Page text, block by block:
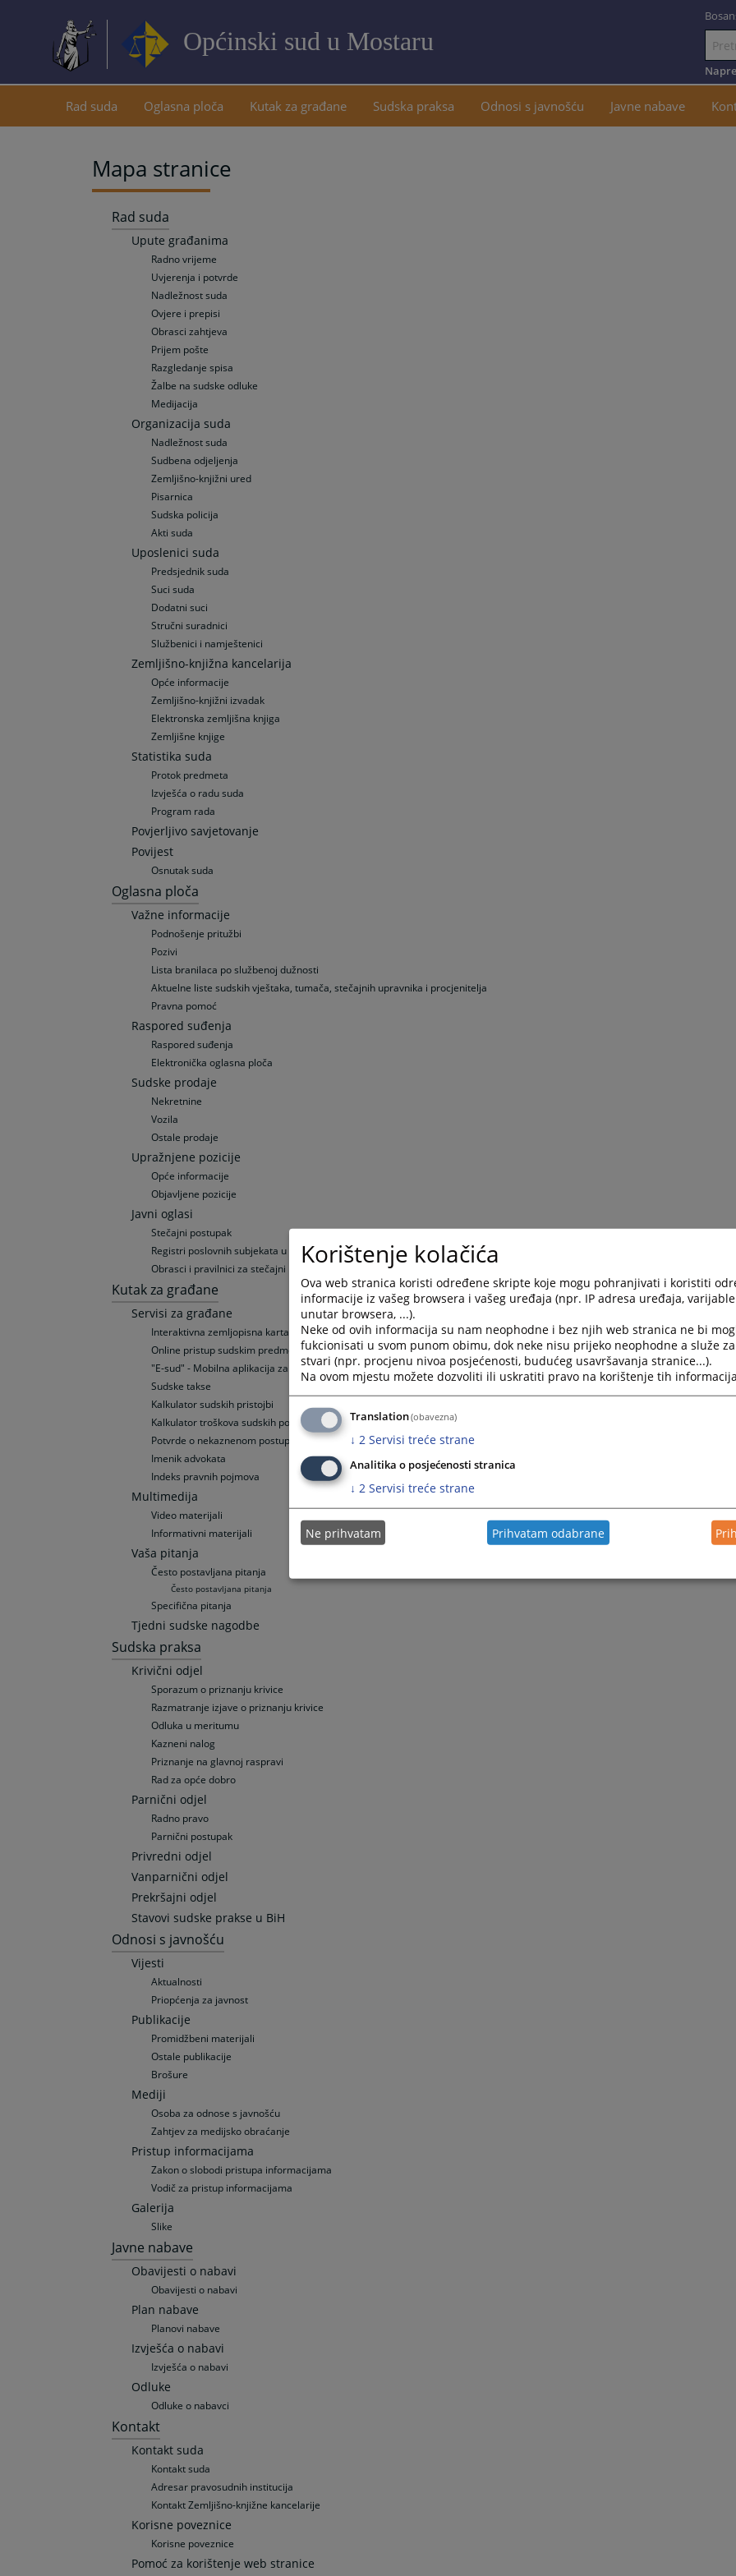
Općinski sud u Mostaru
sadržaj
Rad suda Oglasna ploča Kutak za građane Sudska praksa Odnosi s javnošću Javne nabave
Mapa stranice
Rad suda
Upute građanima
Radno vrijeme
Uvjerenja i potvrde
Nadležnost suda
Ovjere i prepisi
Obrasci zahtjeva
Prijem pošte
Razgledanje spisa
Žalbe na sudske odluke
Medijacija
Organizacija suda
Nadležnost suda
Sudbena odjeljenja
Zemljišno-knjižni ured
Pisarnica
Sudska policija
Akti suda
Uposlenici suda
Predsjednik suda
Suci suda
Dodatni suci
Stručni suradnici
Službenici i namještenici
Zemljišno-knjižna kancelarija
Opće informacije
Zemljišno-knjižni izvadak
Elektronska zemljišna knjiga
Zemljišne knjige
Statistika suda
Protok predmeta
Izvješća o radu suda
Program rada
Povjerljivo savjetovanje
Povijest
Osnutak suda
Oglasna ploča
Važne informacije
Podnošenje pritužbi
Pozivi
Lista branilaca po službenoj dužnosti
Aktuelne liste sudskih vještaka, tumača, stečajnih upravnika i procjenitelja
Pravna pomoć
Raspored suđenja
Raspored suđenja
Elektronička oglasna ploča
Sudske prodaje
Nekretnine
Vozila
Ostale prodaje
Upražnjene pozicije
Opće informacije
Objavljene pozicije
Javni oglasi
Stečajni postupak
Registri poslovnih subjekata u BiH
Obrasci i pravilnici za stečajni postupak
Kutak za građane
Servisi za građane
Interaktivna zemljopisna karta o radu sudova u BiH
Online pristup sudskim predmetima
"E-sud" - Mobilna aplikacija za pristup sudskim predmetima
Sudske takse
Kalkulator sudskih pristojbi
Kalkulator troškova sudskih postupaka
Potvrde o nekaznenom postupku
Imenik advokata
Indeks pravnih pojmova
Multimedija
Video materijali
Informativni materijali
Vaša pitanja
Često postavljana pitanja
Često postavljana pitanja
Specifična pitanja
Tjedni sudske nagodbe
Sudska praksa
Krivični odjel
Sporazum o priznanju krivice
Razmatranje izjave o priznanju krivice
Odluka u meritumu
Kazneni nalog
Priznanje na glavnoj raspravi
Rad za opće dobro
Parnični odjel
Radno pravo
Parnični postupak
Privredni odjel
Vanparnični odjel
Prekršajni odjel
Stavovi sudske prakse u BiH
Odnosi s javnošću
Vijesti
Aktualnosti
Priopćenja za javnost
Publikacije
Promidžbeni materijali
Ostale publikacije
Brošure
Mediji
Osoba za odnose s javnošću
Zahtjev za medijsko obraćanje
Pristup informacijama
Zakon o slobodi pristupa informacijama
Vodič za pristup informacijama
Galerija
Slike
Javne nabave
Obavijesti o nabavi
Obavijesti o nabavi
Plan nabave
Planovi nabave
Izvješća o nabavi
Izvješća o nabavi
Odluke
Odluke o nabavci
Kontakt
Kontakt suda
Kontakt suda
Adresar pravosudnih institucija
Kontakt Zemljišno-knjižne kancelarije
Korisne poveznice
Korisne poveznice
Pomoć za korištenje web stranice
Korištenje kolačića
Ova web stranica koristi određene skripte koje mogu pohranjivati i koristiti
informacije iz vašeg browsera i vašeg uređaja (npr. IP adresa uređaja,
unutar browsera, ...).
Neke od ovih informacija su nam neophodne i bez njih web stranica ne bi
fukcionisati u svom punom obimu, dok neke nisu prijeko neophodne a služe
stvari (npr. procjenu nivoa posjećenosti, budućeg usavršavanja stranice...).
Na ovom mjestu možete dozvoliti ili uskratiti pravo na korištenje tih
Translation(obavezna)
↓ 2 Servisi treće strane
Analitika o posjećenosti stranica
↓ 2 Servisi treće strane
Ne prihvatam Prihvatam odabrane